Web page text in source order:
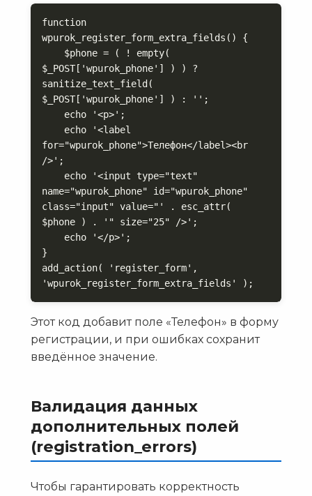
function
wpurok_register_form_extra_fields() {
$_POST['wpurok_phone'] ) ) ?
sanitize_text_field(
$_POST['wpurok_phone'] ) : '';
for="wpurok_phone">Телефон</label><br
/>';
name="wpurok_phone" id="wpurok_phone"
class="input" value="' . esc_attr(
$phone ) . '" size="25" />';
}
add_action( 'register_form',
'wpurok_register_form_extra_fields' );
Этот код добавит поле «Телефон» в форму
регистрации, и при ошибках сохранит
введённое значение.
Валидация данных
дополнительных полей
(registration_errors)
Чтобы гарантировать корректность